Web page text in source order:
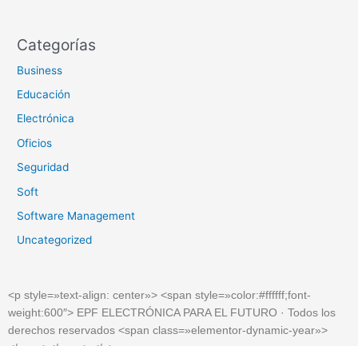
Categorías
Business
Educación
Electrónica
Oficios
Seguridad
Soft
Software Management
Uncategorized
<p style=»text-align: center»> <span style=»color:#ffffff;font-
weight:600″> EPF ELECTRÓNICA PARA EL FUTURO · Todos los
derechos reservados <span class=»elementor-dynamic-year»>